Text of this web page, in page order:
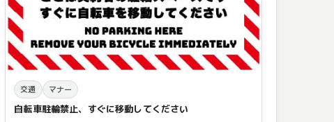
交通 マナー
自転車駐輪禁止、すぐに移動してください